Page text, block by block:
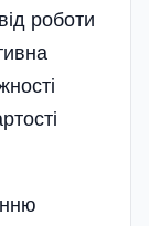
роботи